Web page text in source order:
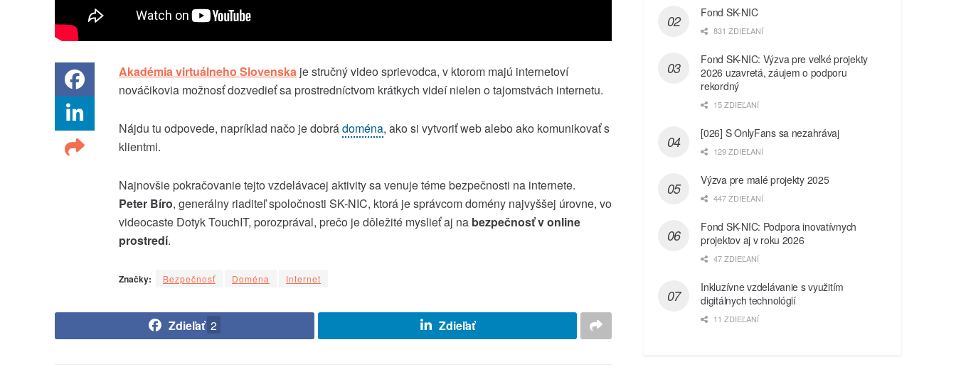
Akadémia virtuálneho Slovenska je stručný video sprievodca, v ktorom majú internetoví
nováčikovia možnosť dozvedieť sa prostredníctvom krátkych videí nielen o tajomstvách internetu.
Nájdu tu odpovede, napríklad načo je dobrádoména, ako si vytvoriť web alebo ako komunikovať s
klientmi.
Najnovšie pokračovanie tejto vzdelávacej aktivity sa venuje téme bezpečnosti na internete.
Peter Bíro, generálny riaditeľ spoločnosti SK-NIC, ktorá je správcom domény najvyššej úrovne, vo
videocaste Dotyk TouchIT, porozprával, prečo je dôležité myslieť aj na bezpečnosť v online
prostredí.
Značky: Bezpečnosť Doména Internet
Zdieľať 2 Zdieľať
Fond SK-NIC
831 ZDIEĽANÍ
Fond SK-NIC: Výzva pre veľké projekty
2026 uzavretá, záujem o podporu
rekordný
15 ZDIEĽANÍ
[026] S OnlyFans sa nezahrávaj
129 ZDIEĽANÍ
Výzva pre malé projekty 2025
447 ZDIEĽANÍ
Fond SK-NIC: Podpora inovatívnych
projektov aj v roku 2026
47 ZDIEĽANÍ
Inkluzívne vzdelávanie s využitím
digitálnych technológií
11 ZDIEĽANÍ